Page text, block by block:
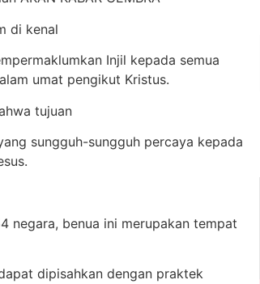
di kenal
Injil kepada semua
umat pengikut Kristus.
tujuan
sungguh-sungguh percaya kepada
negara, benua ini merupakan tempat
dipisahkan dengan praktek